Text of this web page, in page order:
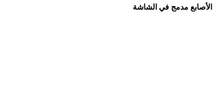
الأصابع مدمج في الشاشة